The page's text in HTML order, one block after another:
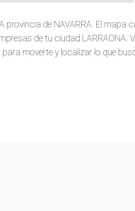
provincia de NAVARRA. El mapa
de tu ciudad LARRAONA.
moverte y localizar lo que